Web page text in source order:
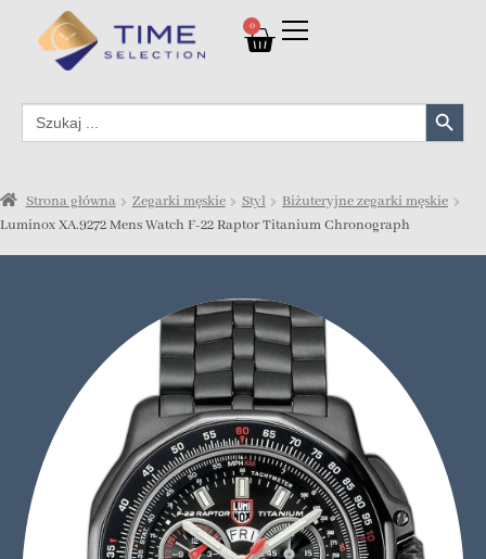
0
Search
for:
Search Button
Strona główna Zegarki męskie Styl
Biżuteryjne zegarki męskie
Luminox XA.9272 Mens Watch F-22 Raptor Titanium Chronograph